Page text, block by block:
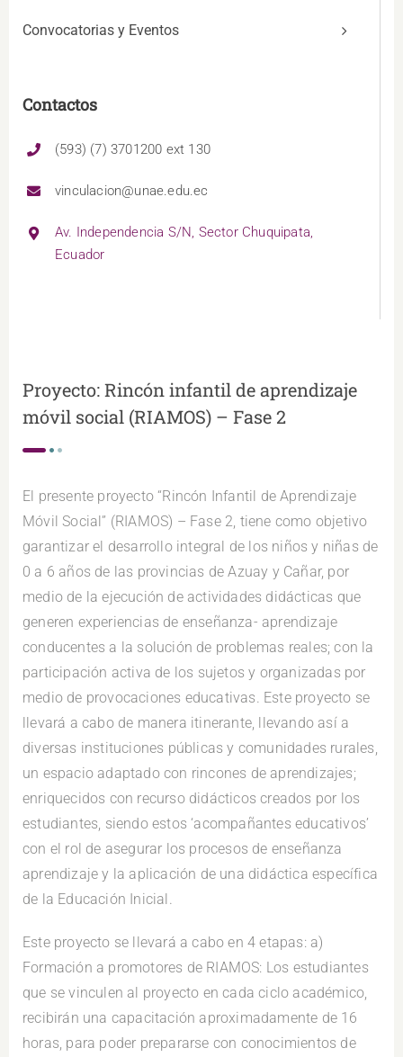
Convocatorias y Eventos
Contactos
(593) (7) 3701200 ext 130
vinculacion@unae.edu.ec
Av. Independencia S/N, Sector Chuquipata,
Ecuador
Proyecto: Rincón infantil de aprendizaje
móvil social (RIAMOS) – Fase 2
El presente proyecto “Rincón Infantil de Aprendizaje
Móvil Social” (RIAMOS) – Fase 2, tiene como objetivo
garantizar el desarrollo integral de los niños y niñas de
0 a 6 años de las provincias de Azuay y Cañar, por
medio de la ejecución de actividades didácticas que
generen experiencias de enseñanza- aprendizaje
conducentes a la solución de problemas reales; con la
participación activa de los sujetos y organizadas por
medio de provocaciones educativas. Este proyecto se
llevará a cabo de manera itinerante, llevando así a
diversas instituciones públicas y comunidades rurales,
un espacio adaptado con rincones de aprendizajes;
enriquecidos con recurso didácticos creados por los
estudiantes, siendo estos ‘acompañantes educativos’
con el rol de asegurar los procesos de enseñanza
aprendizaje y la aplicación de una didáctica específica
de la Educación Inicial.
Este proyecto se llevará a cabo en 4 etapas: a)
Formación a promotores de RIAMOS: Los estudiantes
que se vinculen al proyecto en cada ciclo académico,
recibirán una capacitación aproximadamente de 16
horas, para poder prepararse con conocimientos de